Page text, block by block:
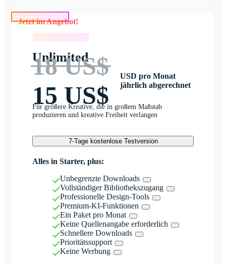
Jetzt im Angebot!
Unlimited
18 US$
15 US$
USD pro Monat
jährlich abgerechnet
Für größere Kreative, die in großem Maßstab
produzieren und kreative Freiheit verlangen
7-Tage kostenlose Testversion
Alles in Starter, plus:
Unbegrenzte Downloads
Vollständiger Bibliothekszugang
Professionelle Design-Tools
Premium-KI-Funktionen
Ein Paket pro Monat
Keine Quellenangabe erforderlich
Schnellere Downloads
Prioritätssupport
Keine Werbung